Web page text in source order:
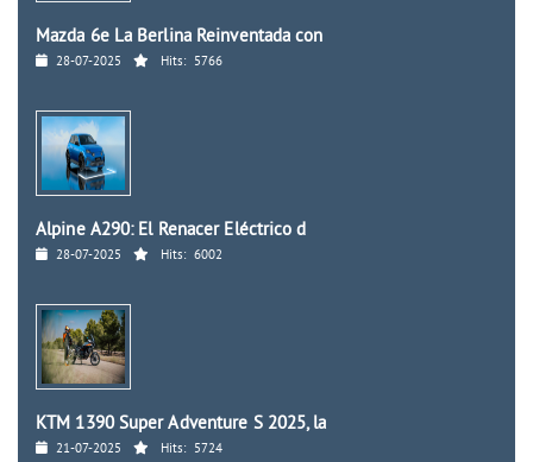
Mazda 6e La Berlina Reinventada con
28-07-2025 Hits: 5766
Alpine A290: El Renacer Eléctrico d
28-07-2025 Hits: 6002
KTM 1390 Super Adventure S 2025, la
21-07-2025 Hits: 5724